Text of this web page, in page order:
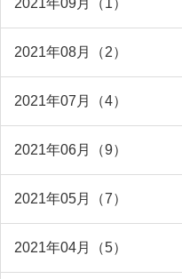
2021年09月（1）
2021年08月（2）
2021年07月（4）
2021年06月（9）
2021年05月（7）
2021年04月（5）